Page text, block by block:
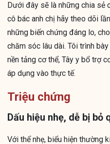
Dưới đây sẽ là những chia sẻ
cô bác anh chị hãy theo dõi
những biến chứng đáng lo,
chăm sóc lâu dài. Tôi trình
nền tảng cơ thể, Tây y bổ trợ
áp dụng vào thực tế.
Triệu chứng
Dấu hiệu nhẹ, dễ bị bỏ
Với thể nhẹ, biểu hiện thường